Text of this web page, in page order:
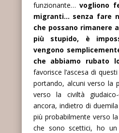
funzionante…vogliono
migranti… senza fare
che possano rimanere
più stupido, è
vengono
che abbiamo rubato
favorisce l’ascesa di
portando, alcuni verso la
verso la civiltà
ancora, indietro di
più probabilmente verso
che sono scettici, ho un